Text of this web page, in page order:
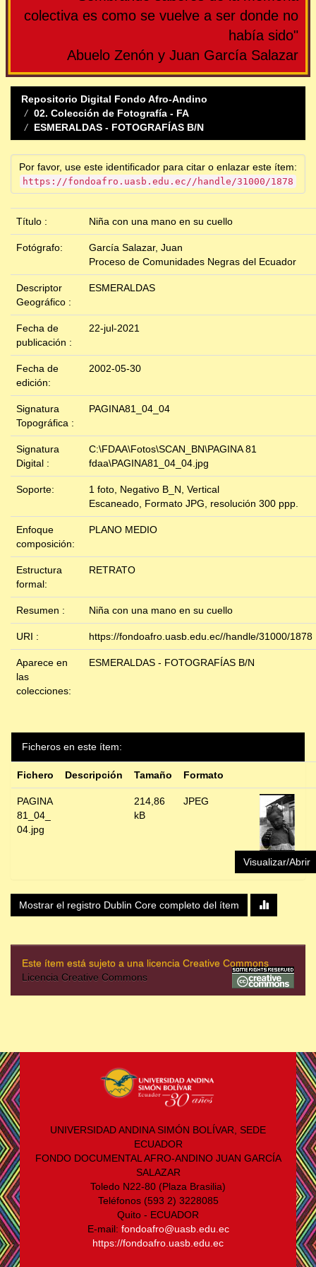
colectiva es como se vuelve a ser donde no
había sido"
Abuelo Zenón y Juan García Salazar
Repositorio Digital Fondo Afro-Andino
02. Colección de Fotografía - FA
ESMERALDAS - FOTOGRAFÍAS B/N
Por favor, use este identificador para citar o enlazar este ítem:
https://fondoafro.uasb.edu.ec//handle/31000/1878
Título : Niña con una mano en su cuello
Fotógrafo:
García Salazar, Juan
Proceso de Comunidades Negras del Ecuador
Descriptor
Geográfico :
ESMERALDAS
Fecha de
publicación :
22-jul-2021
Fecha de
edición:
2002-05-30
Signatura
Topográfica :
PAGINA81_04_04
Signatura
Digital :
C:\FDAA\Fotos\SCAN_BN\PAGINA 81
fdaa\PAGINA81_04_04.jpg
Soporte:
1 foto, Negativo B_N, Vertical
Escaneado, Formato JPG, resolución 300 ppp.
Enfoque
composición:
PLANO MEDIO
Estructura
formal:
RETRATO
Resumen : Niña con una mano en su cuello
URI : https://fondoafro.uasb.edu.ec//handle/31000/1878
Aparece en
las
colecciones:
ESMERALDAS - FOTOGRAFÍAS B/N
Ficheros en este ítem:
Fichero Descripción Tamaño Formato
PAGINA
81_04_
04.jpg
214,86
kB
JPEG
Visualizar/Abrir
Mostrar el registro Dublin Core completo del ítem
Este ítem está sujeto a una licencia Creative Commons
Licencia Creative Commons
UNIVERSIDAD ANDINA SIMÓN BOLÍVAR, SEDE
ECUADOR
FONDO DOCUMENTAL AFRO-ANDINO JUAN GARCÍA
SALAZAR
Toledo N22-80 (Plaza Brasilia)
Teléfonos (593 2) 3228085
Quito - ECUADOR
E-mail: fondoafro@uasb.edu.ec
https://fondoafro.uasb.edu.ec